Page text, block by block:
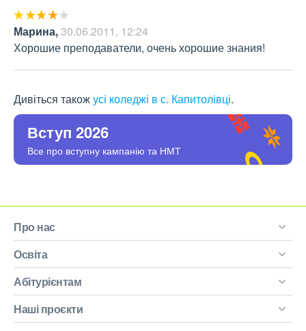
Марина,30.06.2011, 12:24
Хорошие преподаватели, очень хорошие знания!
Дивіться такожусі коледжі в с. Капитолівці.
Вступ 2026
Все про вступну кампанію та НМТ
Про нас
Освіта
Абітурієнтам
Наші проєкти